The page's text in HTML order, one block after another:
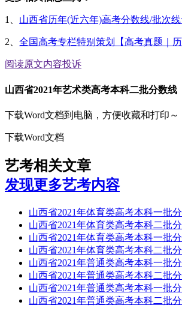
1、 山西省历年(近六年)高考分数线/批次
2、 全国高考专栏特别策划【高考真题｜
阅读原文内容投诉
山西省2021年艺术类高考本科二批分数线
下载Word文档到电脑，方便收藏和打印～
下载Word文档
艺考相关文章
发现更多艺考内容
山西省2021年体育类高考本科一批
山西省2021年体育类高考本科二批
山西省2021年体育类高考本科一批
山西省2021年体育类高考本科二批
山西省2021年普通类高考本科一批
山西省2021年普通类高考本科二批
山西省2021年普通类高考本科一批
山西省2021年普通类高考本科二批